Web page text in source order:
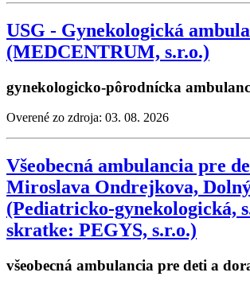
USG - Gynekologická
(MEDCENTRUM, s.r.o.)
gynekologicko-pôrodnícka
Overené zo zdroja: 03. 08. 2026
Všeobecná ambulancia pre
Miroslava Ondrejkova,
(Pediatricko-gynekologická,
skratke: PEGYS, s.r.o.)
všeobecná ambulancia pre deti a